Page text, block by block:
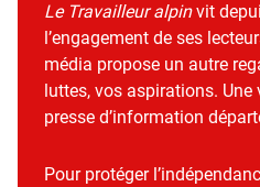
Le Travailleur alpinvit
l’engagement de ses
média propose un autre
luttes, vos aspirations.
presse d’information
Pour protéger